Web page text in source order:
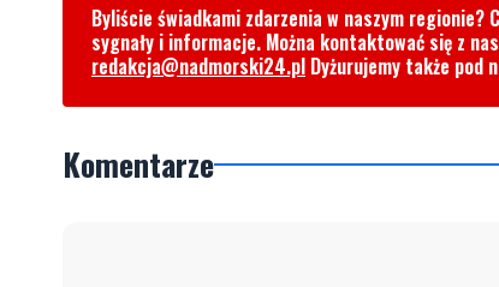
Byliście świadkami zdarzenia w naszym regionie?
sygnały i informacje. Można kontaktować się z
redakcja@nadmorski24.pl Dyżurujemy także pod
Komentarze